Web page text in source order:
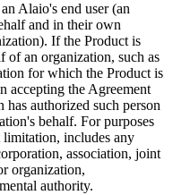
Alaio's end user (an
and in their own
If the Product is
of an organization, such as
for which the Product is
accepting the Agreement
has authorized such person
behalf. For purposes
includes any
association, joint
organization,
authority.